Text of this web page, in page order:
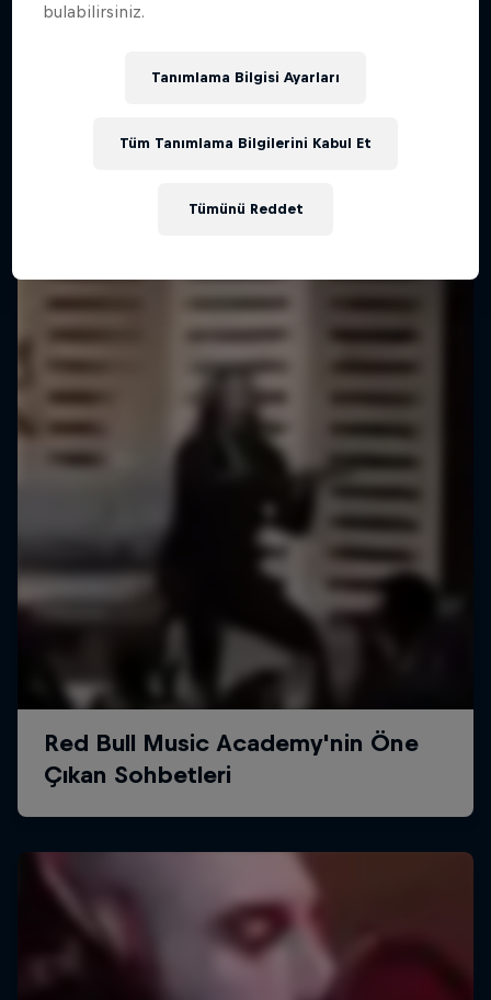
bulabilirsiniz.
Tanımlama Bilgisi Ayarları
Tümünü Reddet
Tüm Tanımlama Bilgilerini Kabul Et